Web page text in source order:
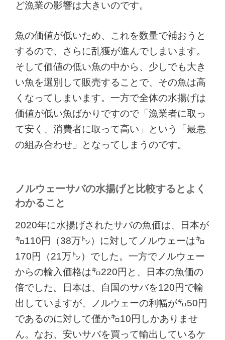
ど漁業の影響は大きいのです。
魚の価値が低いため、これを数量で補おうと
するので、さらに乱獲が進んでしまいます。
そして価値の低い魚の中から、少しでも大き
い魚を選別して販売することで、その魚は高
くなってしまいます。一方で全体の水揚げは
価値が低い魚ばかりですので「漁業者に取っ
て安く、消費者に取って高い」という「最悪
の組み合わせ」となってしまうのです。
ノルウェーサバの水揚げと比較するとよく
わかること
2020年に水揚げされたサバの魚価は、日本が
㌔110円（38万㌧）に対してノルウェーは㌔
170円（21万㌧）でした。一方でノルウェー
からの輸入価格は㌔220円と、日本の魚価の
倍でした。日本は、自国のサバを120円で輸
出していますが、ノルウェーの利幅が㌔50円
であるのに対して僅か㌔10円しかありませ
ん。なお、安いサバを買って輸出しているケ